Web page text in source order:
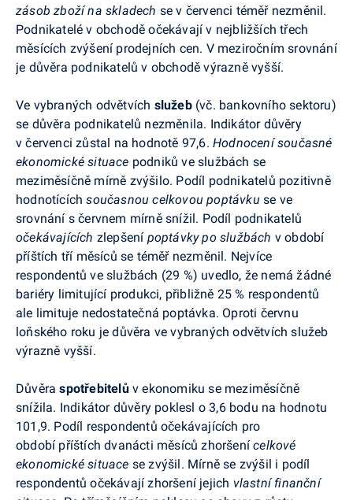
zásob zboží na skladech se v červenci téměř nezměnil.
Podnikatelé v obchodě očekávají v nejbližších třech
měsících zvýšení prodejních cen. V meziročním srovnání
je důvěra podnikatelů v obchodě výrazně vyšší.
Ve vybraných odvětvích služeb(vč. bankovního sektoru)
se důvěra podnikatelů nezměnila. Indikátor důvěry
v červenci zůstal na hodnotě 97,6. Hodnocení současné
ekonomické situace podniků ve službách se
meziměsíčně mírně zvýšilo. Podíl podnikatelů pozitivně
hodnotícíchsoučasnou celkovou poptávkuse ve
srovnání s červnem mírně snížil. Podíl podnikatelů
očekávajících zlepšení poptávky po službách v období
příštích tří měsíců se téměř nezměnil. Nejvíce
respondentů ve službách (29 %) uvedlo, že nemá žádné
bariéry limitující produkci, přibližně 25 % respondentů
ale limituje nedostatečná poptávka. Oproti červnu
loňského roku je důvěra ve vybraných odvětvích služeb
výrazně vyšší.
Důvěraspotřebitelův ekonomiku se meziměsíčně
snížila. Indikátor důvěry poklesl o 3,6 bodu na hodnotu
101,9. Podíl respondentů očekávajících pro
období příštích dvanácti měsíců zhoršenícelkové
ekonomické situace se zvýšil. Mírně se zvýšil i podíl
respondentů očekávají zhoršení jejich vlastní finanční